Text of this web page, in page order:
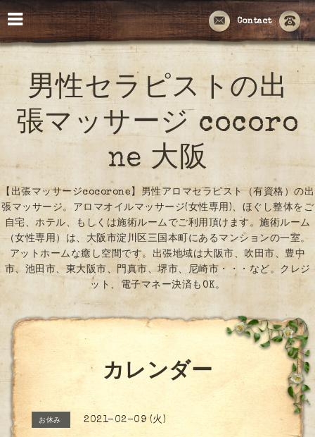
Contact
男性セラピストの出
張マッサージ cocoro
ne 大阪
【出張マッサージcocorone】男性アロマセラピスト（有資格）の出
張マッサージ。アロマオイルマッサージ(女性専用)、ほぐし整体をご
自宅、ホテル、もしくは施術ルームでご利用頂けます。施術ルーム
（女性専用）は、大阪市淀川区三国本町にあるマンションの一室。
アットホームな癒し空間です。出張地域は大阪市、吹田市、豊中
市、池田市、東大阪市、門真市、堺市、尼崎市・・・など。クレジ
ット、電子マネー決済もOK。
カレンダー
お休み 2021-02-09 (火)